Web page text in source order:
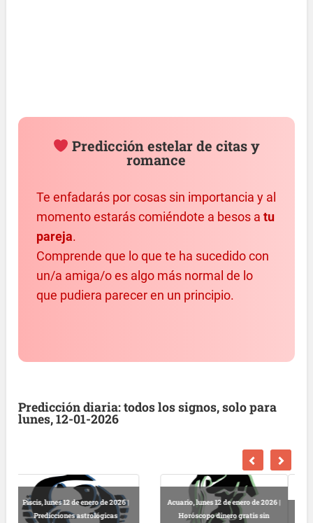
Predicción estelar de citas y
romance
Te enfadarás por cosas sin importancia y al
momento estarás comiéndote a besos atu
pareja.
Comprende que lo que te ha sucedido con
un/a amiga/o es algo más normal de lo
que pudiera parecer en un principio.
Predicción diaria: todos los signos, solo para
lunes, 12-01-2026
Escorpio, lunes 12 de enero de 2026
Libra, lunes 12 de enero de 2026 |
Horóscopo dinero gratis sin